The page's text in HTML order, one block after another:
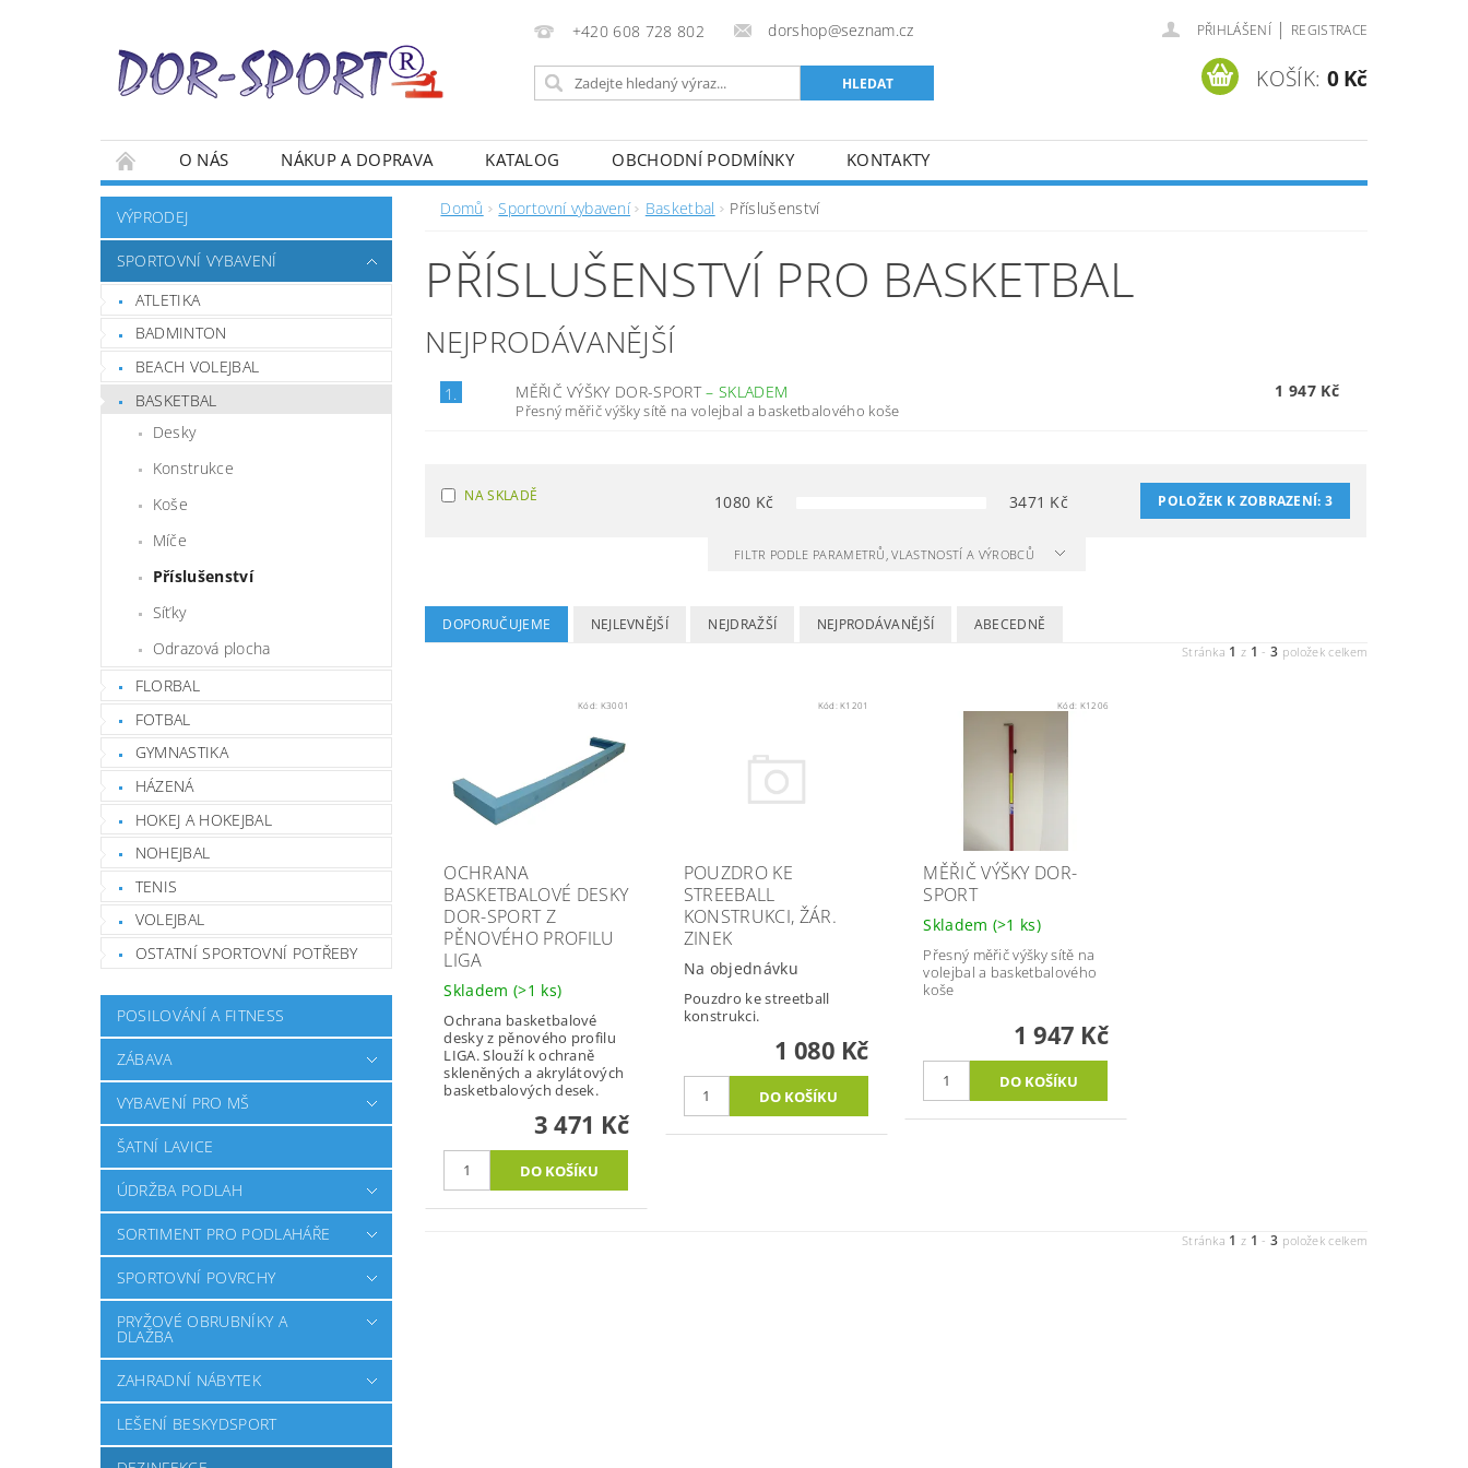
+420 608 728 802 dorshop@seznam.cz PŘIHLÁŠENÍ | REGISTRACE
KOŠÍK: 0 Kč
O NÁS NÁKUP A DOPRAVA KATALOG OBCHODNÍ PODMÍNKY KONTAKTY
VÝPRODEJ
SPORTOVNÍ VYBAVENÍ
ATLETIKA
BADMINTON
BEACH VOLEJBAL
BASKETBAL
Desky
Konstrukce
Koše
Míče
Příslušenství
Síťky
Odrazová plocha
FLORBAL
FOTBAL
GYMNASTIKA
HÁZENÁ
HOKEJ A HOKEJBAL
NOHEJBAL
TENIS
VOLEJBAL
OSTATNÍ SPORTOVNÍ POTŘEBY
POSILOVÁNÍ A FITNESS
ZÁBAVA
VYBAVENÍ PRO MŠ
ŠATNÍ LAVICE
ÚDRŽBA PODLAH
SORTIMENT PRO PODLAHÁŘE
SPORTOVNÍ POVRCHY
PRYŽOVÉ OBRUBNÍKY A
DLAŽBA
ZAHRADNÍ NÁBYTEK
LEŠENÍ BESKYDSPORT
Domů Sportovní vybavení Basketbal Příslušenství
PŘÍSLUŠENSTVÍ PRO BASKETBAL
NEJPRODÁVANĚJŠÍ
1. MĚŘIČ VÝŠKY DOR-SPORT– SKLADEM
Přesný měřič výšky sítě na volejbal a basketbalového koše
1 947 Kč
NA SKLADĚ 1080 Kč 3471 Kč POLOŽEK K ZOBRAZENÍ:3
FILTR PODLE PARAMETRŮ, VLASTNOSTÍ A VÝROBCŮ
DOPORUČUJEME NEJLEVNĚJŠÍ NEJDRAŽŠÍ NEJPRODÁVANĚJŠÍ ABECEDNĚ
Stránka 1 z 1 -3 položek celkem
Kód: K3001
OCHRANA
BASKETBALOVÉ DESKY
DOR-SPORT Z
PĚNOVÉHO PROFILU
LIGA
Skladem (>1 ks)
Ochrana basketbalové
desky z pěnového profilu
LIGA. Slouží k ochraně
skleněných a akrylátových
basketbalových desek.
3 471 Kč
Kód:K1201
POUZDRO KE
STREEBALL
KONSTRUKCI, ŽÁR.
ZINEK
Na objednávku
Pouzdro ke streetball
konstrukci.
1 080 Kč
Kód: K1206
MĚŘIČ VÝŠKY DOR-
SPORT
Skladem (>1 ks)
Přesný měřič výšky sítě na
volejbal a basketbalového
koše
1 947 Kč
Stránka 1 z 1 -3 položek celkem